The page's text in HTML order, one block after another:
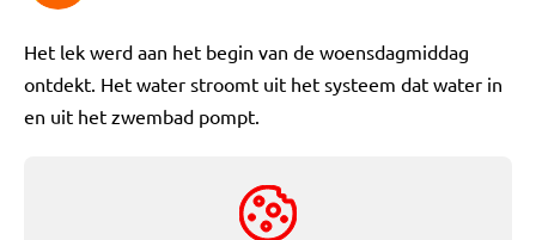
Het lek werd aan het begin van de woensdagmiddag
ontdekt. Het water stroomt uit het systeem dat water in
en uit het zwembad pompt.